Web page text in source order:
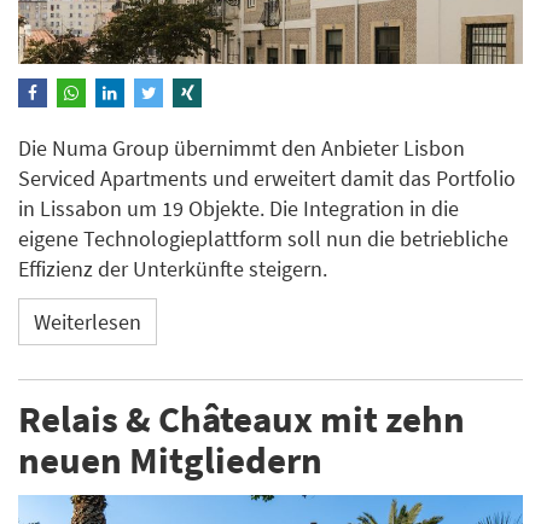
Die Numa Group übernimmt den Anbieter Lisbon
Serviced Apartments und erweitert damit das Portfolio
in Lissabon um 19 Objekte. Die Integration in die
eigene Technologieplattform soll nun die betriebliche
Effizienz der Unterkünfte steigern.
Weiterlesen
Relais & Châteaux mit zehn
neuen Mitgliedern